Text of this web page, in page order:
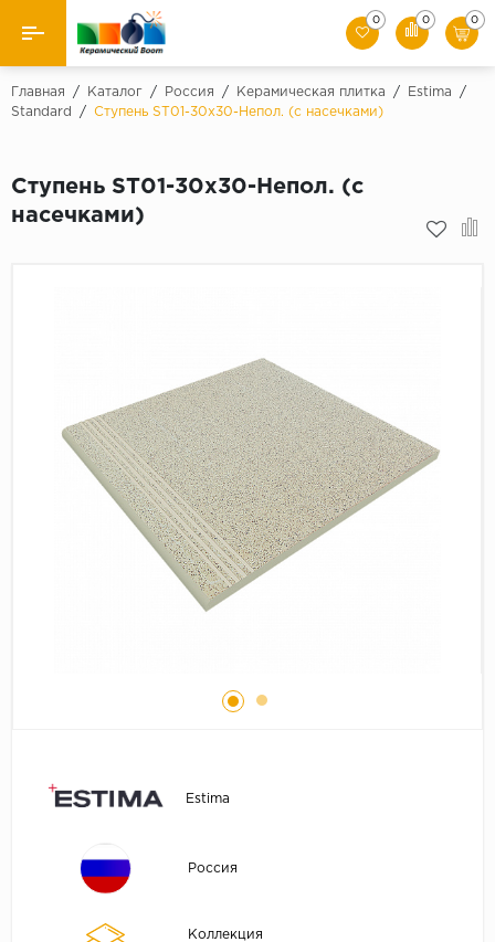
Назад
Керамическая плитка
0 0 0
Главная / Каталог / Россия / Керамическая плитка / Estima
/
Standard
/ Ступень ST01-30x30-Непол. (с насечками)
Ступень ST01-30x30-Непол. (с
насечками)
Estima
Россия
Коллекция